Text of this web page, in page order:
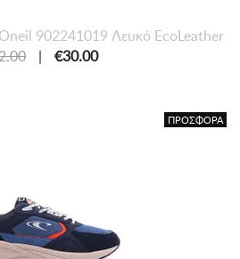
Oneil 902241019 Λευκό EcoLeather
| €30.00
ΠΡΟΣΦΟΡΑ